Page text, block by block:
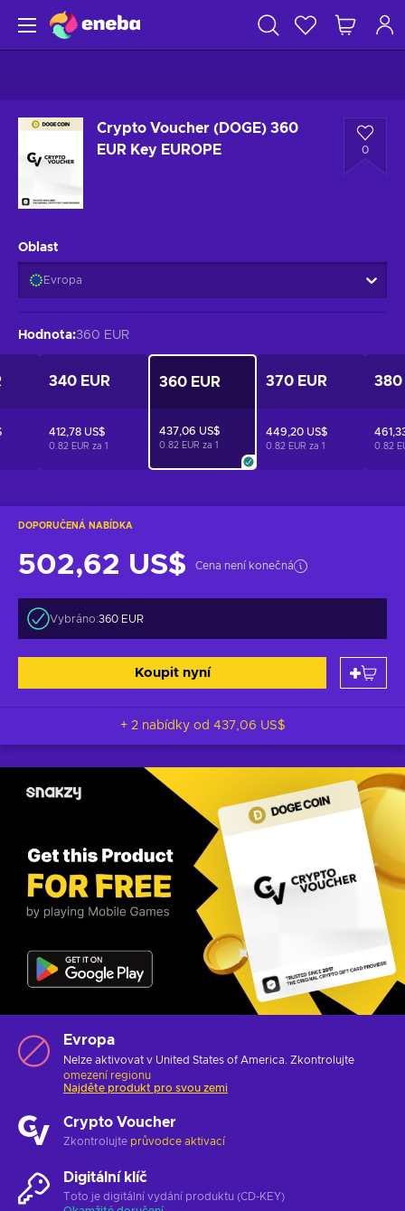
Crypto Voucher (DOGE) 360
EUR Key EUROPE
0
DOPORUČENÁ NABÍDKA
502,62 US$ Cena není konečná
Vybráno:360 EUR
Koupit nyní
+ 2 nabídky od 437,06 US$
Evropa
Nelze aktivovat v United States of America. Zkontrolujte
omezení regionu
Najděte produkt pro svou zemi
Crypto Voucher
Zkontrolujte průvodce aktivací
Digitální klíč
Toto je digitální vydání produktu (CD-KEY)
Oblast
Evropa
Hodnota:360 EUR
340 EUR
412,78 US$
0.82 EUR za 1
360 EUR
437,06 US$
0.82 EUR za 1
370 EUR
449,20 US$
0.82 EUR za 1
380
0.82